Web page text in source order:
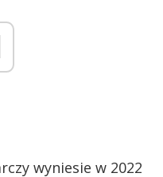
wyniesie w 2022